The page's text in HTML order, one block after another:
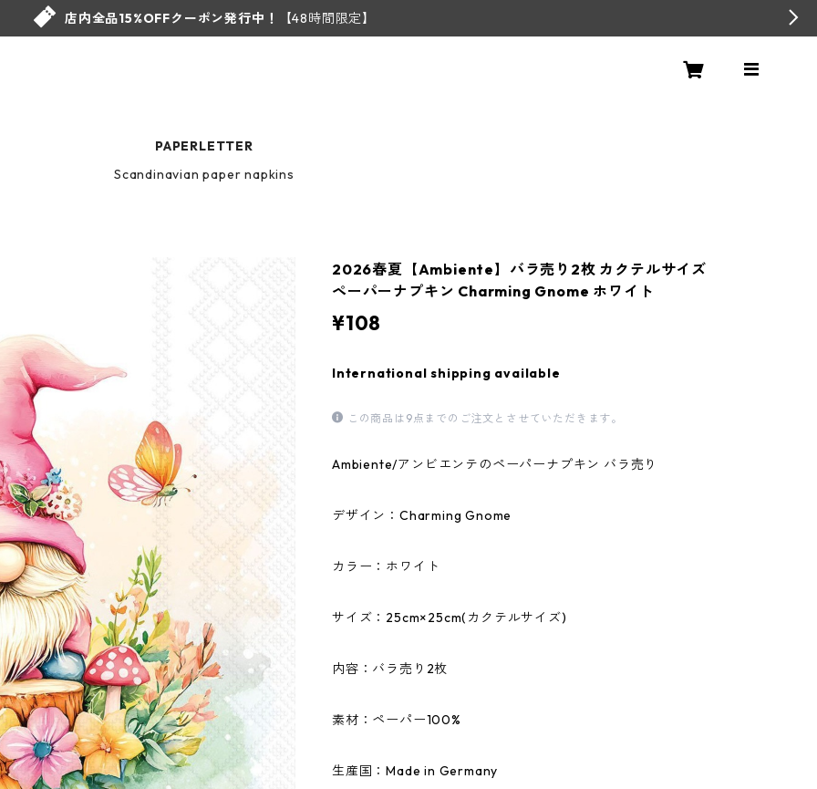
店内全品15%OFFクーポン発行中！ 【48時間限定】
PAPERLETTER
Scandinavian paper napkins
2026春夏【Ambiente】バラ売り2枚 カクテルサイズ
ペーパーナプキン Charming Gnome ホワイト
¥108
International shipping available
この商品は9点までのご注文とさせていただきます。
Ambiente/アンビエンテのペーパーナプキン バラ売り
デザイン：Charming Gnome
カラー：ホワイト
サイズ：25cm×25cm(カクテルサイズ)
内容：バラ売り2枚
素材：ペーパー100%
生産国：Made in Germany